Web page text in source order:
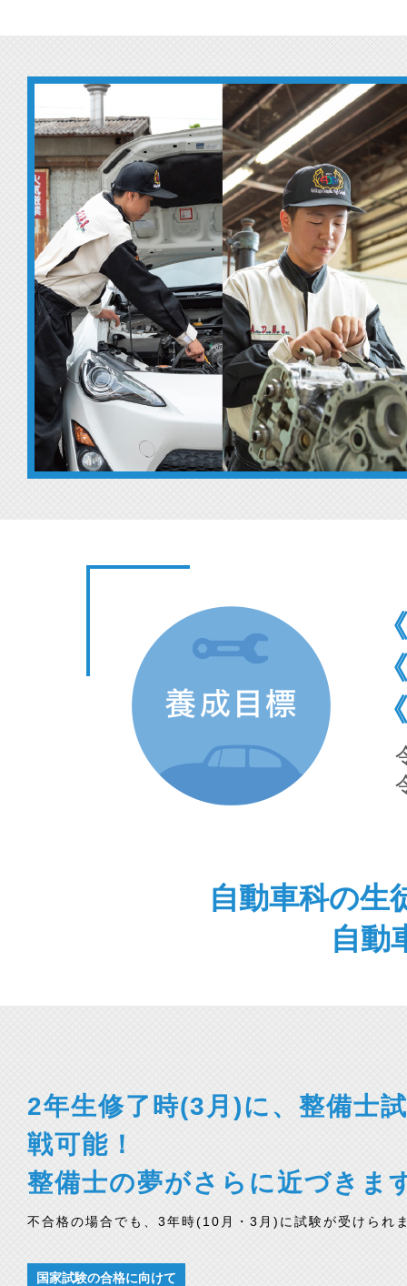
自動車科の生
自動
2年生修了時(3月)に、整備士
戦可能！
整備士の夢がさらに近づきま
不合格の場合でも、3年時(10月・3月)に試験が受けられ
国家試験の合格に向けて